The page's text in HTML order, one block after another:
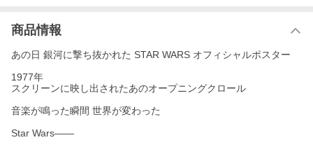
商品情報
あの日 銀河に撃ち抜かれた STAR WARS オフィシャルポスター
1977年
スクリーンに映し出されたあのオープニングクロール
音楽が鳴った瞬間 世界が変わった
Star Wars――